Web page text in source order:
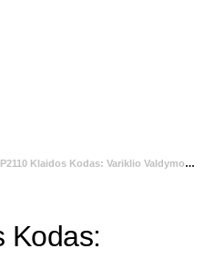
P2110 Klaidos Kodas: Variklio Valdymo Modulis Apribojo Variklio Sūkių Skaičių (Rev Limit) dėl ETC Sistemos Gedimo
Kodas: